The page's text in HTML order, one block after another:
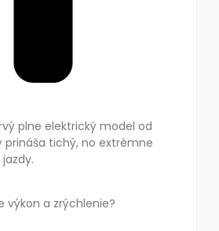
plne elektrický model od
prináša tichý, no extrémne
výkon a zrýchlenie?